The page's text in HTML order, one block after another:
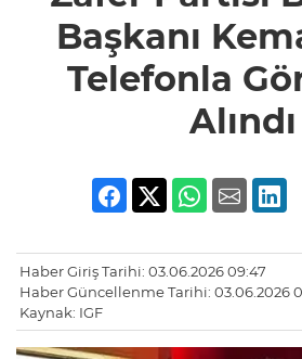
Kemal
Bilge
Telefonla
Alındı
Başkanı
Telefonla
Alındı
Haber Giriş Tarihi: 03.06.2026 09:47
Haber Güncellenme Tarihi: 03.06.2026
Kaynak: IGF